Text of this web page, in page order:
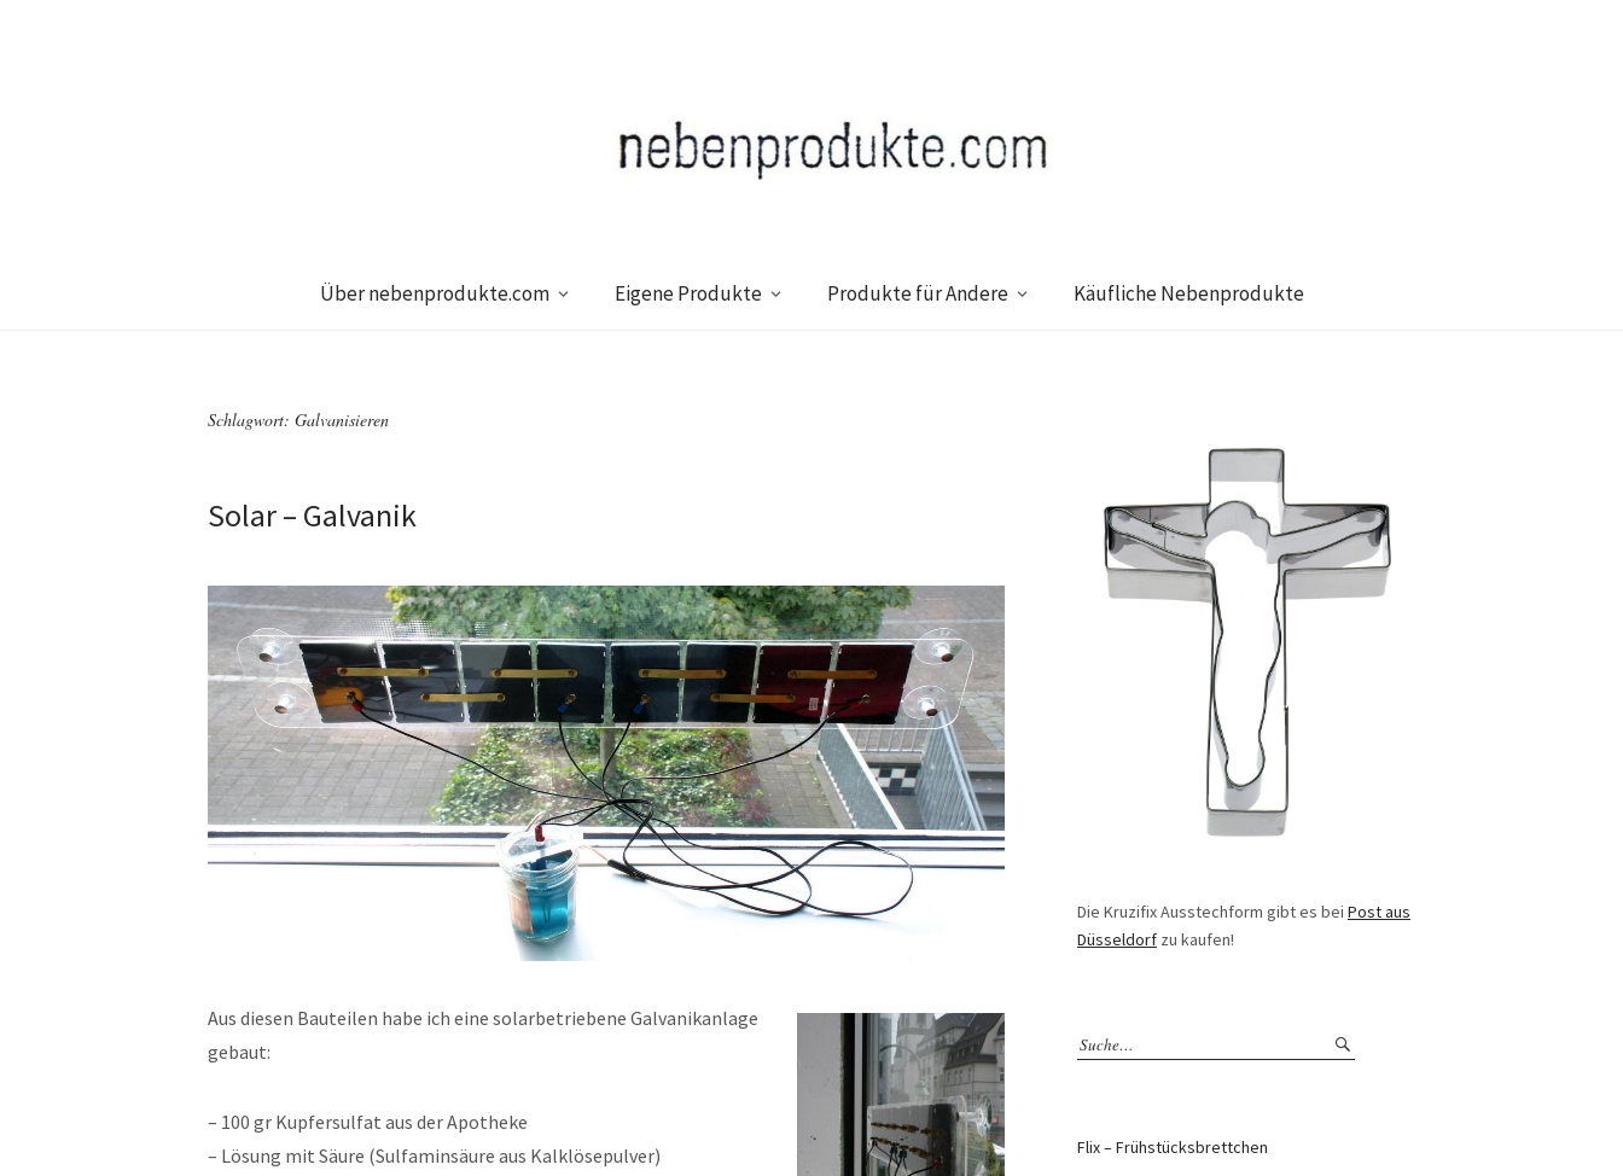
Über nebenprodukte.com Eigene Produkte Produkte für Andere Käufliche Nebenprodukte
Schlagwort: Galvanisieren
Solar – Galvanik
Aus diesen Bauteilen habe ich eine solarbetriebene Galvanikanlage
gebaut:
– 100 gr Kupfersulfat aus der Apotheke
– Lösung mit Säure (Sulfaminsäure aus Kalklösepulver)
Die Kruzifix Ausstechform gibt es bei Post aus
Düsseldorf zu kaufen!
Flix – Frühstücksbrettchen